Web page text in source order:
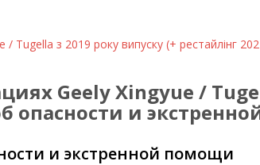
/ Tugella з 2019 року випуску (+ рестайлінг
Geely Xingyue /
опасности и
и экстренной помощи